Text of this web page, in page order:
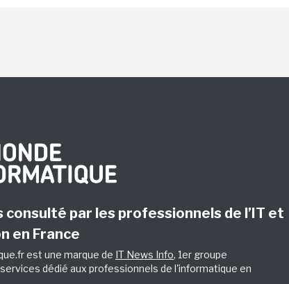
consulté par les professionnels de l’IT et
en France
est une marque de IT News Info, 1er groupe
dédié aux professionnels de l'informatique en